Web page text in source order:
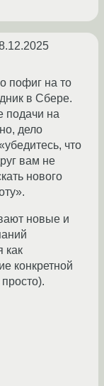
пофиг на то
в Сбере.
подачи на
дело
что
вам не
нового
новые и
как
конкретной